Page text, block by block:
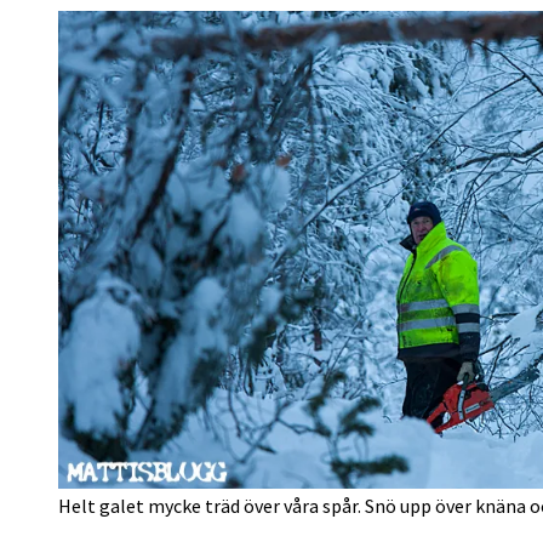
Helt galet mycke träd över våra spår. Snö upp över knäna